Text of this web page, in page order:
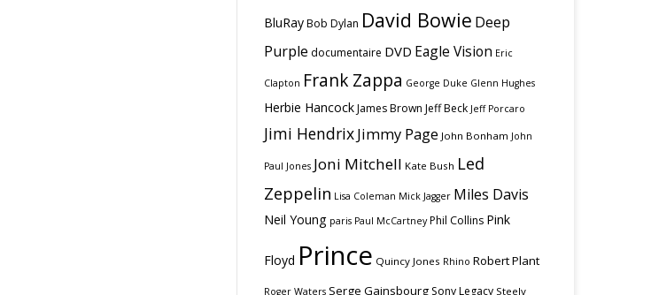
BluRay Bob Dylan David Bowie Deep
Purple documentaire DVD Eagle Vision Eric
Clapton Frank Zappa George Duke Glenn Hughes
Herbie Hancock James Brown Jeff Beck Jeff Porcaro
Jimi HendrixJimmy Page John Bonham John
Paul Jones Joni Mitchell Kate Bush Led
Zeppelin Lisa Coleman Mick Jagger Miles Davis
Neil Young paris Paul McCartney Phil Collins Pink
Floyd Prince Quincy Jones Rhino Robert Plant
Roger Waters Serge Gainsbourg Sony Legacy Steely